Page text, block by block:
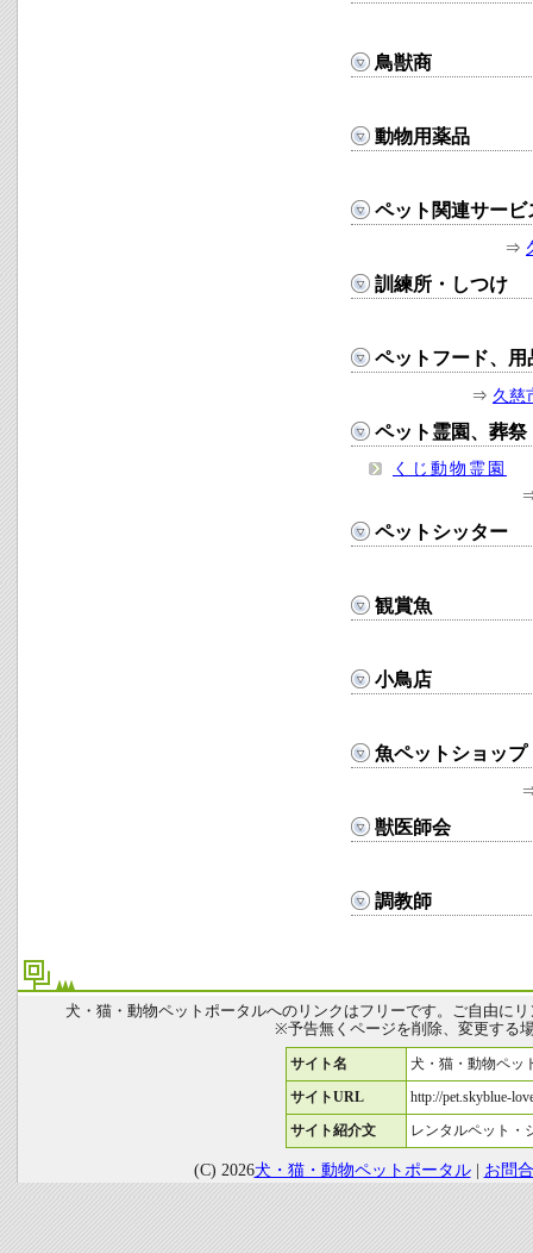
鳥獣商
動物用薬品
ペット関連サービ
⇒
訓練所・しつけ
ペットフード、用
⇒ 久慈
ペット霊園、葬祭
くじ動物霊園
ペットシッター
観賞魚
小鳥店
魚ペットショップ
獣医師会
調教師
犬・猫・動物ペットポータルへのリンクはフリーです。ご自由に
※予告無くページを削除、変更する
サイト名 犬・猫・動物ペッ
サイトURL http://pet.skyblue-
サイト紹介文 レンタルペット・
(C) 2026犬・猫・動物ペットポータル| お問